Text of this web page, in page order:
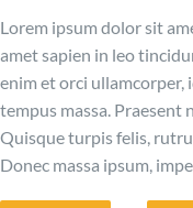
Lorem ipsum dolor sit
amet sapien in leo
enim et orci ullamcorper,
tempus massa. Praesent
Quisque turpis felis,
Donec massa ipsum,